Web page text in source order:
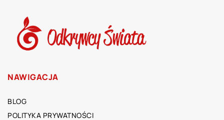
NAWIGACJA
BLOG
POLITYKA PRYWATNOŚCI